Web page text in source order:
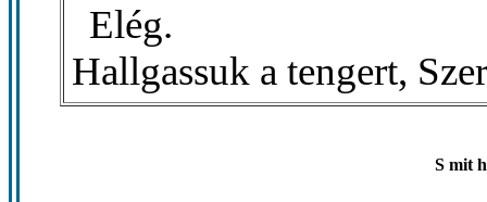
Elég.
Hallgassuk a tengert,
S mit